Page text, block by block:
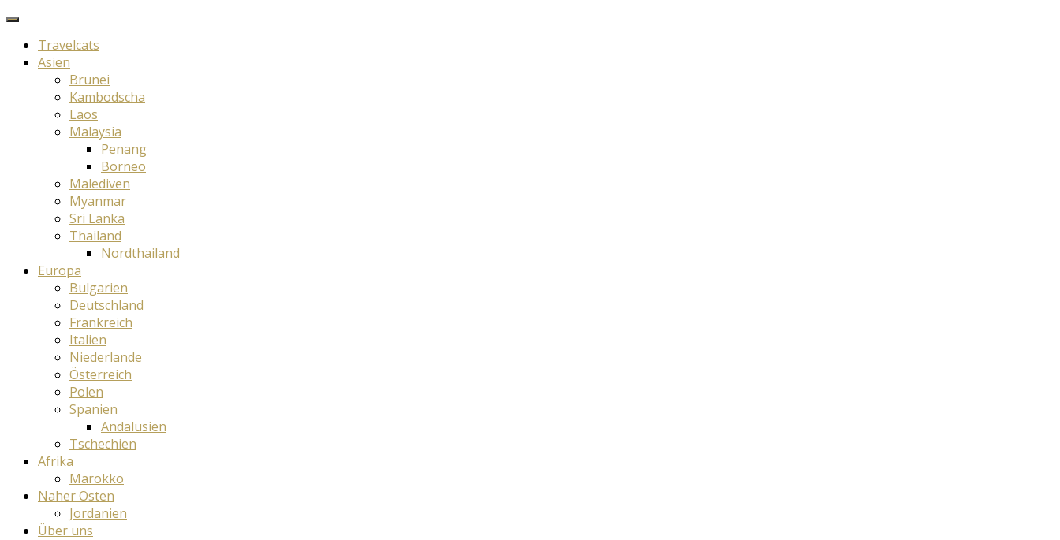
Travelcats
Asien
Brunei
Kambodscha
Laos
Malaysia
Penang
Borneo
Malediven
Myanmar
Sri Lanka
Thailand
Nordthailand
Europa
Bulgarien
Deutschland
Frankreich
Italien
Niederlande
Österreich
Polen
Spanien
Andalusien
Tschechien
Afrika
Marokko
Naher Osten
Jordanien
Über uns